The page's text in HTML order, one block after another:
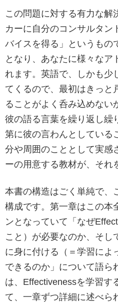
この問題に対する有力な解
カーに自分のコンサルタン
バイスを得る」というもの
となり、あなたに様々なア
れます。英語で、しかも少
てくるので、最初はきっと
ることがよく呑み込めない
彼の語る言葉を繰り返し繰
第に彼の言わんとしている
分や周囲のこととして実感
ーの用意する教材が、それ
本書の構造はごく単純で、
構成です。第一章はこの本
ンとなっていて「なぜ
こと）が必要なのか、そし
に身に付ける（＝学習によ
できるのか」について語ら
は、Effectivenessを学習す
て、一章ずつ詳細に述べら